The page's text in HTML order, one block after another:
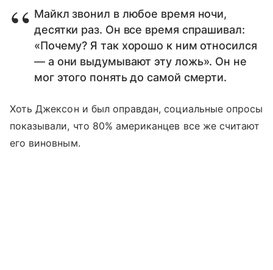
Майкл звонил в любое время ночи,
десятки раз. Он все время спрашивал:
«Почему? Я так хорошо к ним относился
— а они выдумывают эту ложь». Он не
мог этого понять до самой смерти.
Хоть Джексон и был оправдан, социальные опросы
показывали, что 80% американцев все же считают
его виновным.